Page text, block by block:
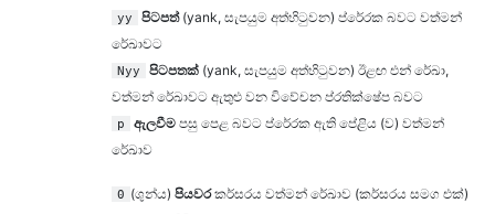
yy පිටපත්(yank, සැපයුම අත්හිටුවන) ප්රේරක බවට වත්මන්
රේඛාවට
Nyy පිටපතක් (yank, සැපයුම අත්හිටුවන) ඊළඟ එන් රේඛා,
වත්මන් රේඛාවට ඇතුළු වන විවේචන ප්රතික්ෂේප බවට
p ඇලවීම පසු පෙළ බවට ප්රේරක ඇති පේළිය (ව) වත්මන්
රේඛාව
0 (ශුන්ය) පියවරකර්සරය වත්මන් රේඛාව (කර්සරය සමග එක්)